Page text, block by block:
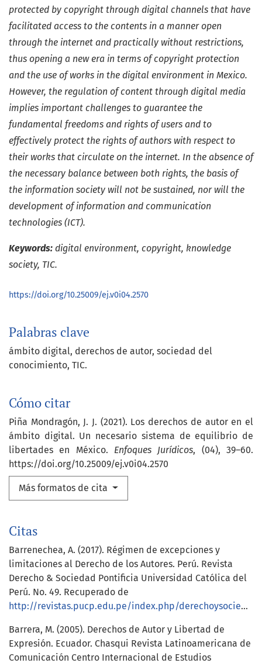
Palabras clave
ámbito digital derechos de autor sociedad del
conocimiento TIC.
Cómo citar
Piña Mondragón, J. J. (2021). Los derechos de autor en el
ámbito digital. Un necesario sistema de equilibrio de
libertades en México. Enfoques Jurídicos, (04), 39–60.
https://doi.org/10.25009/ej.v0i04.2570
Más formatos de cita
protected by copyright through digital channels that have
facilitated access to the contents in a manner open
through the internet and practically without restrictions,
thus opening a new era in terms of copyright protection
and the use of works in the digital environment in Mexico.
However, the regulation of content through digital media
implies important challenges to guarantee the
fundamental freedoms and rights of users and to
effectively protect the rights of authors with respect to
their works that circulate on the internet. In the absence of
the necessary balance between both rights, the basis of
the information society will not be sustained, nor will the
development of information and communication
technologies (ICT).
Keywords: digital environment, copyright, knowledge
society, TIC.
https://doi.org/10.25009/ej.v0i04.2570
Citas
Barrenechea, A. (2017). Régimen de excepciones y
limitaciones al Derecho de los Autores. Perú. Revista
Derecho & Sociedad Pontificia Universidad Católica del
Perú. No. 49. Recuperado de
http://revistas.pucp.edu.pe/index.php/derechoysociedad/article/view/19877
Barrera, M. (2005). Derechos de Autor y Libertad de
Expresión. Ecuador. Chasqui Revista Latinoamericana de
Comunicación Centro Internacional de Estudios